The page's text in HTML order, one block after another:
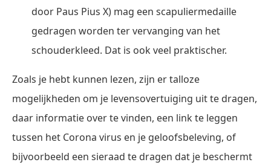
door Paus Pius X) mag een scapuliermedaille
gedragen worden ter vervanging van het
schouderkleed. Dat is ook veel praktischer.
Zoals je hebt kunnen lezen, zijn er talloze
mogelijkheden om je levensovertuiging uit te dragen,
daar informatie over te vinden, een link te leggen
tussen het Corona virus en je geloofsbeleving, of
bijvoorbeeld een sieraad te dragen dat je beschermt